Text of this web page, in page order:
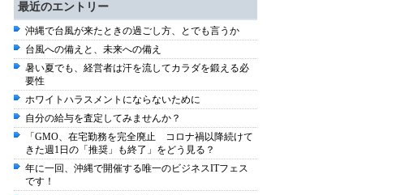
最近のエントリー
沖縄で台風が来たときの過ごし方、とでも言うか
台風への備えと、未来への備え
暑い夏でも、経営者は汗を流してカラダを鍛える必
要性
ホワイトハラスメントにならないために
自分の給与を査定してみませんか？
「GMO、在宅勤務を完全廃止 コロナ禍以降続けて
きた週1日の「推奨」も終了」をどう見る？
年に一回、沖縄で開催する唯一のビジネスITフェス
です！